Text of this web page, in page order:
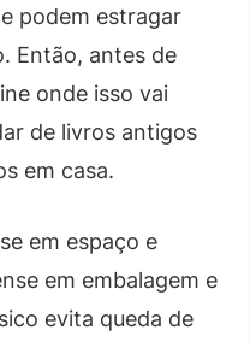
podem estragar
Então, antes de
onde isso vai
de livros antigos
em casa.
em espaço e
em embalagem e
evita queda de